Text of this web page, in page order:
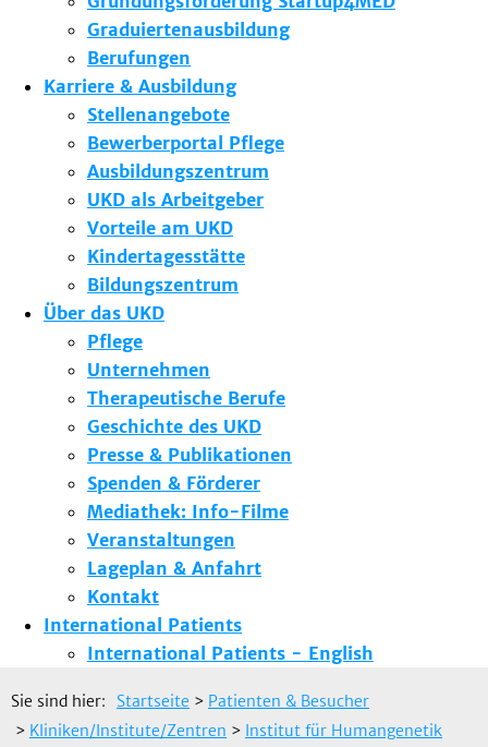
Graduiertenausbildung
Berufungen
Karriere & Ausbildung
Stellenangebote
Bewerberportal Pflege
Ausbildungszentrum
UKD als Arbeitgeber
Vorteile am UKD
Kindertagesstätte
Bildungszentrum
Über das UKD
Pflege
Unternehmen
Therapeutische Berufe
Geschichte des UKD
Presse & Publikationen
Spenden & Förderer
Mediathek: Info-Filme
Veranstaltungen
Lageplan & Anfahrt
Kontakt
International Patients
International Patients - English
Sie sind hier: Startseite > Patienten & Besucher
> Kliniken/Institute/Zentren > Institut für Humangenetik